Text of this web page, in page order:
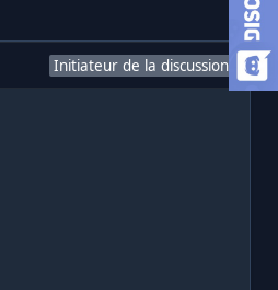
Initiateur de la discussion